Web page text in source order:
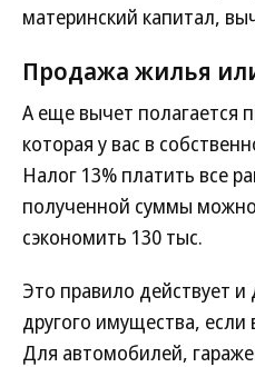
материнский капитал,
Продажа жилья
А еще вычет полагается
которая у вас в
Налог 13% платить все
полученной суммы
сэкономить 130 тыс.
Это правило действует
другого имущества, если
Для автомобилей,